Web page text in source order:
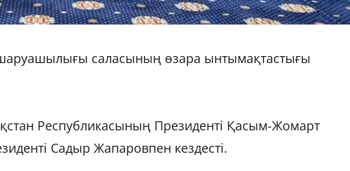
саласының өзара ынтымақтастығы
Республикасының Президенті Қасым-Жомарт
Садыр Жапаровпен кездесті.